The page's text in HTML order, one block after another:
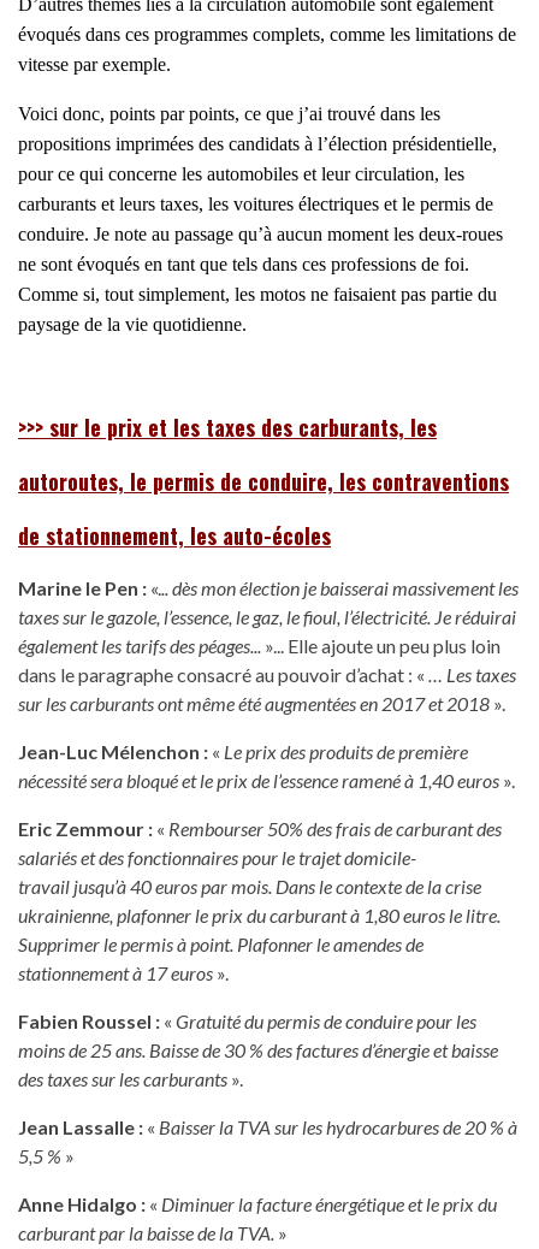
D’autres thèmes liés à la circulation automobile sont également
évoqués dans ces programmes complets, comme les limitations de
vitesse par exemple.
Voici donc, points par points, ce que j’ai trouvé dans les
propositions imprimées des candidats à l’élection présidentielle,
pource qui concerne les automobiles et leurcirculation, les
carburants et leurs taxes, les voitures électriques et le permis de
conduire. Je note au passage qu’à aucun moment les deux-roues
ne sont évoqués en tant que tels dans ces professions de foi.
Comme si, tout simplement, les motos ne faisaient pas partie du
paysage de la vie quotidienne.
>>> sur le prix et les taxes des carburants, les
autoroutes, le permis de conduire, les contraventions
de stationnement, les auto-écoles
Marine le Pen : «... dès mon élection je baisserai massivement les
taxes sur le gazole, l’essence, le gaz, le fioul, l’électricité. Je réduirai
également les tarifs des péages... »... Elle ajoute un peu plus loin
dans le paragraphe consacré au pouvoir d’achat : « … Les taxes
sur les carburants ont même été augmentées en 2017 et 2018 ».
Jean-Luc Mélenchon : « Le prix des produits de première
nécessité sera bloqué et le prix de l’essence ramené à 1,40 euros ».
Eric Zemmour : « Rembourser 50% des frais de carburant des
salariés et des fonctionnaires pour le trajet domicile-
travail jusqu’à 40 euros par mois. Dans le contexte de la crise
ukrainienne, plafonner le prix du carburant à 1,80 euros le litre.
Supprimer le permis à point. Plafonner le amendes de
stationnement à 17 euros ».
Fabien Roussel : « Gratuité du permis de conduire pour les
moins de 25 ans. Baisse de 30 % des factures d’énergie et baisse
des taxes sur les carburants ».
Jean Lassalle : « Baisser la TVA sur les hydrocarbures de 20 % à
5,5 % »
Anne Hidalgo : « Diminuer la facture énergétique et le prix du
carburant par la baisse de la TVA. »